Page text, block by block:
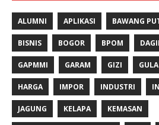
ALUMNI APLIKASI BAWANG
BISNIS BOGOR BPOM
GAPMMI GARAM GIZI GULA
HARGA IMPOR INDUSTRI
JAGUNG KELAPA KEMASAN